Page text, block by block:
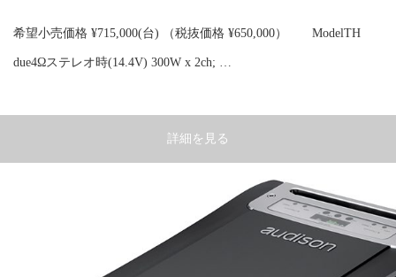
希望小売価格 ¥715,000(台) （税抜価格 ¥650,000） ModelTH
due4Ωステレオ時(14.4V) 300W x 2ch; …
詳細を見る